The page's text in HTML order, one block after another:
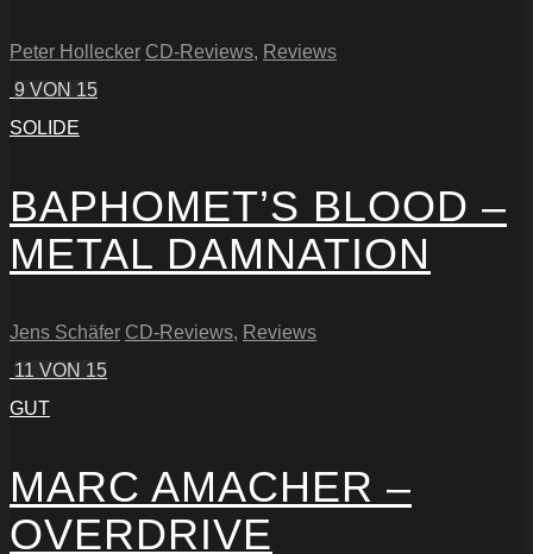
Peter Hollecker CD-Reviews, Reviews
9 VON 15
SOLIDE
BAPHOMET’S BLOOD –
METAL DAMNATION
Jens Schäfer CD-Reviews, Reviews
11 VON 15
GUT
MARC AMACHER –
OVERDRIVE